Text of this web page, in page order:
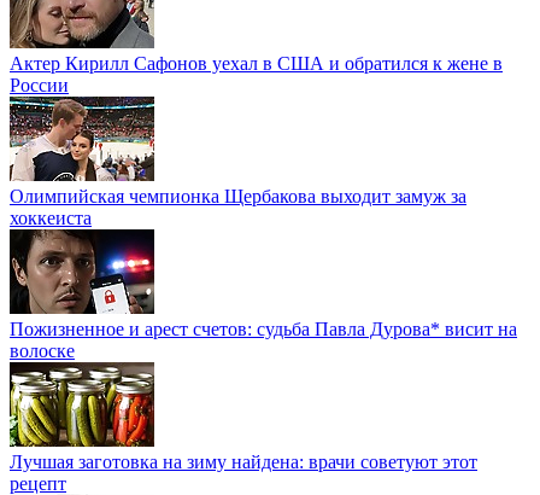
Актер Кирилл Сафонов уехал в США и обратился к жене в
России
Олимпийская чемпионка Щербакова выходит замуж за
хоккеиста
Пожизненное и арест счетов: судьба Павла Дурова* висит на
волоске
Лучшая заготовка на зиму найдена: врачи советуют этот
рецепт